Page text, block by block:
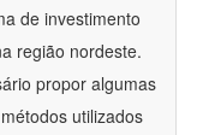
de investimento
região nordeste.
propor algumas
utilizados